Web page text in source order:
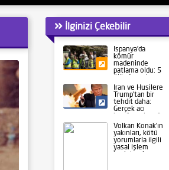
İlginizi Çekebilir
Gündem
İspanya’da
kömür
madeninde
patlama oldu: 5
ölü, 4 yaralı
Siyaset
İran ve Husilere
Trump’tan bir
tehdit daha:
Gerçek acı
henüz gelmedi
Volkan Konak’ın
yakınları, kötü
yorumlarla ilgili
yasal işlem
başlatacak.